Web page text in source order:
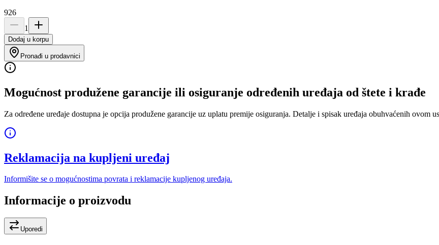
926
1
Dodaj u korpu
Pronađi u prodavnici
Mogućnost produžene garancije ili osiguranje određenih uređaja od štete i krađe
Za određene uređaje dostupna je opcija produžene garancije uz uplatu premije osiguranja. Detalje i spisak uređaja obuhvaćenih ovom
Reklamacija na kupljeni uređaj
Informišite se o mogućnostima povrata i reklamacije kupljenog uređaja.
Informacije o proizvodu
Uporedi